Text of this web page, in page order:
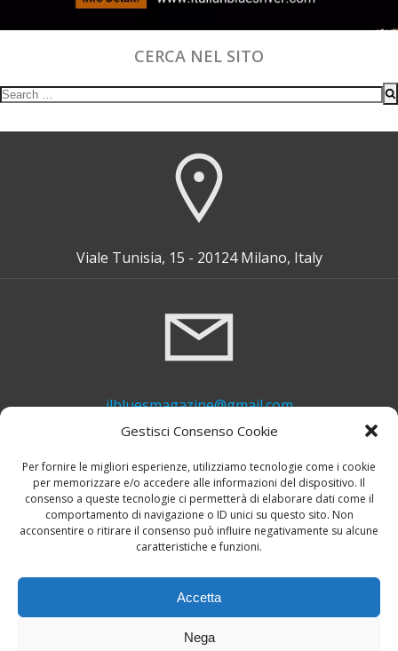
Gestisci Consenso Cookie
Per fornire le migliori esperienze, utilizziamo tecnologie come i cookie
per memorizzare e/o accedere alle informazioni del dispositivo. Il
consenso a queste tecnologie ci permetterà di elaborare dati come il
comportamento di navigazione o ID unici su questo sito. Non
acconsentire o ritirare il consenso può influire negativamente su alcune
caratteristiche e funzioni.
Accetta
Nega
CERCA NEL SITO
Search
Viale Tunisia, 15 - 20124 Milano, Italy
ilbluesmagazine@gmail.com
+39 339 748 6635